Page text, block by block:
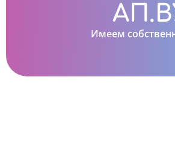
Имеем